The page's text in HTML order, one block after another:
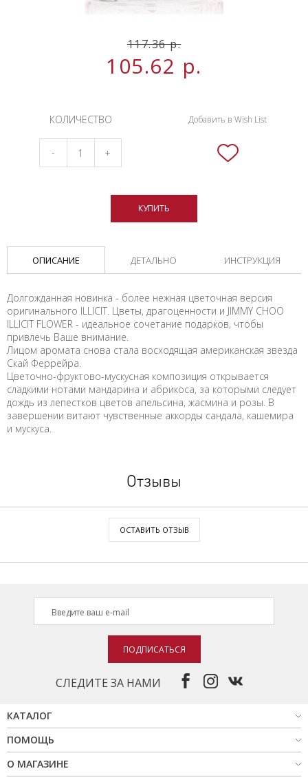
117.36р.
105.62 р.
КОЛИЧЕСТВО
- +
КУПИТЬ
Добавить в Wish List
ОПИСАНИЕ ДЕТАЛЬНО ИНСТРУКЦИЯ
Долгожданная новинка - более нежная цветочная версия
оригинального ILLICIT. Цветы, драгоценности и JIMMY CHOO
ILLICIT FLOWER - идеальное сочетание подарков, чтобы
привлечь Ваше внимание.
Лицом аромата снова стала восходящая американская звезда
Скай Феррейра.
Цветочно-фруктово-мускусная композиция открывается
сладкими нотами мандарина и абрикоса, за которыми следует
дождь из лепестков цветов апельсина, жасмина и розы. В
завершении витают чувственные аккорды сандала, кашемира
и мускуса.
Отзывы
ОСТАВИТЬ ОТЗЫВ
СЛЕДИТЕ ЗА НАМИ
ПОДПИСАТЬСЯ
КАТАЛОГ
ПОМОЩЬ
О МАГАЗИНЕ